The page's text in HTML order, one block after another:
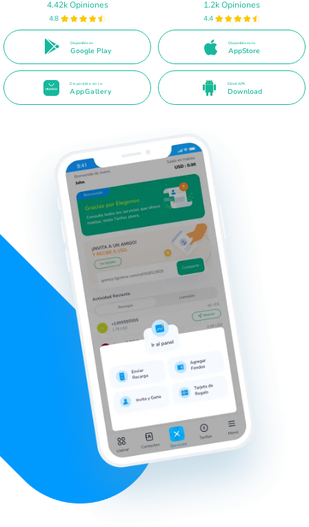
4.42k Opiniones
4.8
Disponible en
Google Play
1.2k Opiniones
4.4
Disponible en la
AppStore
Disponible en la
AppGallery
Direct APK
Download